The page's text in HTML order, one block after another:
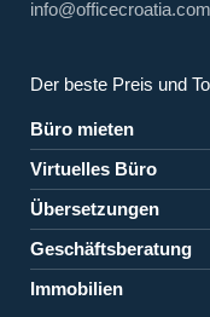
info@officecroatia.com
Der beste Preis und
Büro mieten
Virtuelles Büro
Übersetzungen
Geschäftsberatung
Immobilien